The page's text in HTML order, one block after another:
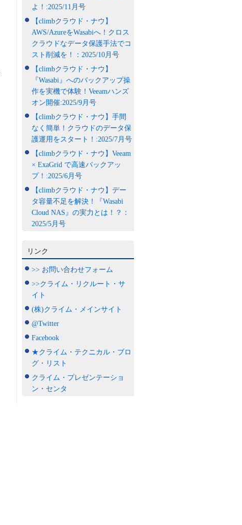
よ！:2025/11月号
【climbクラウド・ナウ】
AWS/AzureをWasabiへ！クロス
クラウドなデータ保護手法でコ
スト削減を！：2025/10月号
【climbクラウド・ナウ】
『Wasabi』へのバックアップ操
作を実機で体験！Veeamハンズ
オン開催:2025/9月号
【climbクラウド・ナウ】手間
なく簡単！クラウドのデータ保
護運用をスタート！:2025/7月号
【climbクラウド・ナウ】Veeam
× ExaGrid で高速バックアッ
プ！:2025/6月号
【climbクラウド・ナウ】デー
タ容量不足を解決！『Wasabi
Cloud NAS』の実力とは！？：
2025/5月号
リンク
>> お問い合わせフォーム
>>クライム・リクルート・サ
イト
(株)クライム・メインサイト
@Twitter
Facebook
★クライム・テクニカル・ブロ
グ・リスト
クライム・プレゼンテーショ
ン・センタ